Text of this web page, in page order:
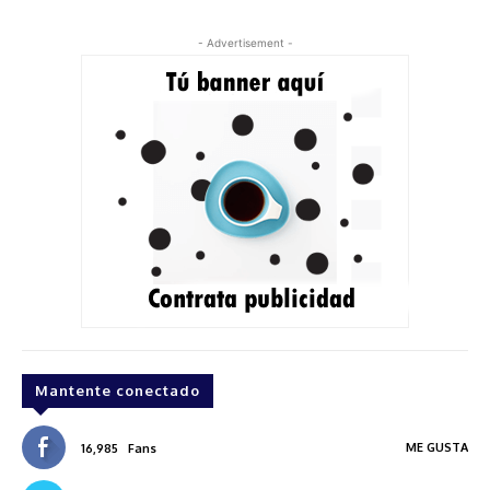
- Advertisement -
Mantente conectado
16,985 Fans ME GUSTA